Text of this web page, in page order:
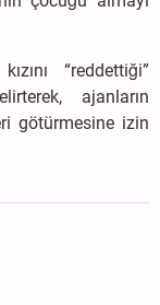
“reddettiği”
ajanların
götürmesine izin